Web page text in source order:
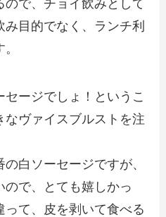
ので、チョイ飲みとして
目的でなく、ランチ利
ージでしょ！というこ
なヴァイスブルストを注
白ソーセージですが、
で、とても嬉しかっ
て、皮を剥いて食べる